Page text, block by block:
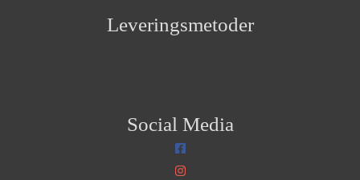
Leveringsmetoder
Social Media